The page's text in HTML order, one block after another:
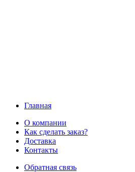
Главная
О компании
Как сделать заказ?
Доставка
Контакты
Обратная связь